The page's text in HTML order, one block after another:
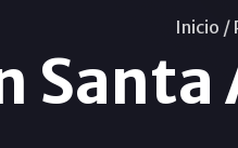
Inicio /
Santa